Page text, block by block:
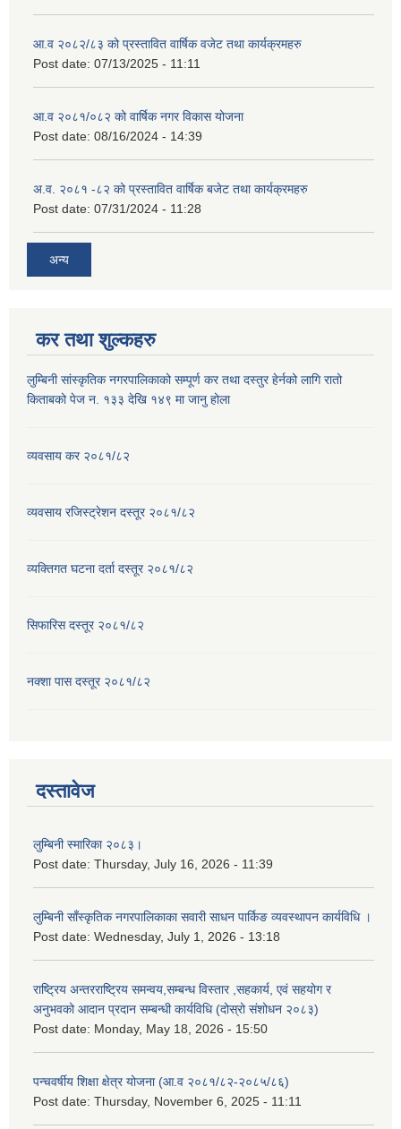
आ.व २०८२/८३ को प्रस्तावित वार्षिक वजेट तथा कार्यक्रमहरु
Post date: 07/13/2025 - 11:11
आ.व २०८१/०८२ को वार्षिक नगर विकास योजना
Post date: 08/16/2024 - 14:39
अ.व. २०८१ -८२ को प्रस्तावित वार्षिक बजेट तथा कार्यक्रमहरु
Post date: 07/31/2024 - 11:28
अन्य
कर तथा शुल्कहरु
लुम्बिनी सांस्कृतिक नगरपालिकाको सम्पूर्ण कर तथा दस्तुर हेर्नको लागि रातो
किताबको पेज न. १३३ देखि १४९ मा जानु होला
व्यवसाय कर २०८१/८२
व्यवसाय रजिस्ट्रेशन दस्तूर २०८१/८२
व्यक्तिगत घटना दर्ता दस्तूर २०८१/८२
सिफारिस दस्तूर २०८१/८२
नक्शा पास दस्तूर २०८१/८२
दस्तावेज
लुम्बिनी स्मारिका २०८३।
Post date: Thursday, July 16, 2026 - 11:39
लुम्बिनी साँस्कृतिक नगरपालिकाका सवारी साधन पार्किङ व्यवस्थापन कार्यविधि ।
Post date: Wednesday, July 1, 2026 - 13:18
राष्ट्रिय अन्तरराष्ट्रिय समन्वय,सम्बन्ध विस्तार ,सहकार्य, एवं सहयोग र
अनुभवको आदान प्रदान सम्बन्धी कार्यविधि (दोस्रो संशोधन २०८३)
Post date: Monday, May 18, 2026 - 15:50
पन्चवर्षीय शिक्षा क्षेत्र योजना (आ.व २०८१/८२-२०८५/८६)
Post date: Thursday, November 6, 2025 - 11:11